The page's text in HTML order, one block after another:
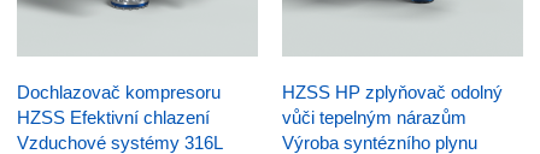
Dochlazovač kompresoru
HZSS Efektivní chlazení
Vzduchové systémy 316L
HZSS HP zplyňovač odolný
vůči tepelným nárazům
Výroba syntézního plynu